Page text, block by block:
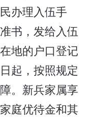
办理入伍手
书，发给入伍
地的户口登记
起，按照规定
。新兵家属享
庭优待金和其